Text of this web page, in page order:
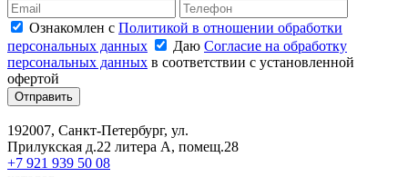
Ознакомлен с Политикой в отношении обработки
персональных данных
Даю Согласие на обработку
персональных данных в соответствии с установленной
офертой
Отправить
192007, Санкт-Петербург, ул.
Прилукская д.22 литера А, помещ.28
+7 921 939 50 08